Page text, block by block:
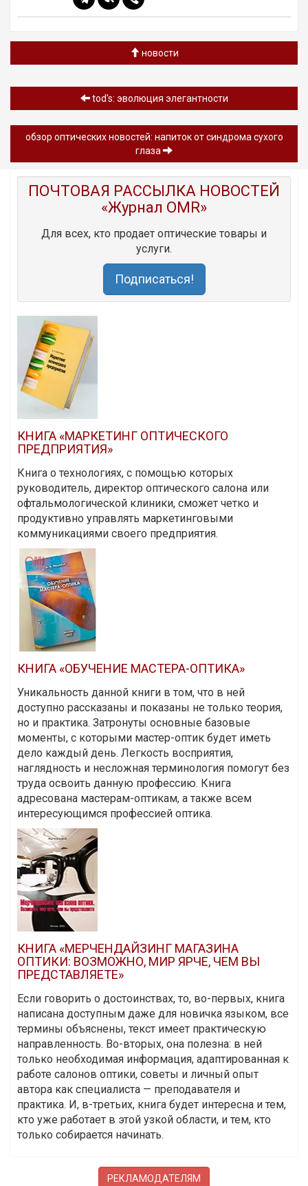
новости
tod's: эволюция элегантности
обзор оптических новостей: напиток от синдрома сухого
глаза
ПОЧТОВАЯ РАССЫЛКА НОВОСТЕЙ
«Журнал OMR»
Для всех, кто продает оптические товары и
услуги.
Подписаться!
КНИГА «МАРКЕТИНГ ОПТИЧЕСКОГО
ПРЕДПРИЯТИЯ»
Книга о технологиях, с помощью которых
руководитель, директор оптического салона или
офтальмологической клиники, сможет четко и
продуктивно управлять маркетинговыми
коммуникациями своего предприятия.
КНИГА «ОБУЧЕНИЕ МАСТЕРА-ОПТИКА»
Уникальность данной книги в том, что в ней
доступно рассказаны и показаны не только теория,
но и практика. Затронуты основные базовые
моменты, с которыми мастер-оптик будет иметь
дело каждый день. Легкость восприятия,
наглядность и несложная терминология помогут без
труда освоить данную профессию. Книга
адресована мастерам-оптикам, а также всем
интересующимся профессией оптика.
КНИГА «МЕРЧЕНДАЙЗИНГ МАГАЗИНА
ОПТИКИ: ВОЗМОЖНО, МИР ЯРЧЕ, ЧЕМ ВЫ
ПРЕДСТАВЛЯЕТЕ»
Если говорить о достоинствах, то, во-первых, книга
написана доступным даже для новичка языком, все
термины объяснены, текст имеет практическую
направленность. Во-вторых, она полезна: в ней
только необходимая информация, адаптированная к
работе салонов оптики, советы и личный опыт
автора как специалиста — преподавателя и
практика. И, в-третьих, книга будет интересна и тем,
кто уже работает в этой узкой области, и тем, кто
только собирается начинать.
РЕКЛАМОДАТЕЛЯМ